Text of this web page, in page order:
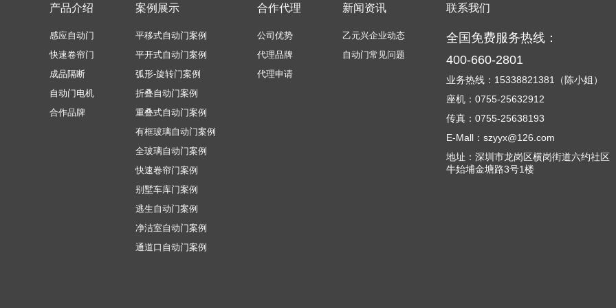
产品介绍
感应自动门
快速卷帘门
成品隔断
自动门电机
合作品牌
案例展示
平移式自动门案例
平开式自动门案例
弧形-旋转门案例
折叠自动门案例
重叠式自动门案例
有框玻璃自动门案例
全玻璃自动门案例
快速卷帘门案例
别墅车库门案例
逃生自动门案例
净洁室自动门案例
通道口自动门案例
合作代理
公司优势
代理品牌
代理申请
新闻资讯
乙元兴企业动态
自动门常见问题
联系我们
全国免费服务热线：
400-660-2801
业务热线：15338821381（陈小姐）
座机：0755-25632912
传真：0755-25638193
E-Mall：szyyx@126.com
地址：深圳市龙岗区横岗街道六约社区
牛始埔金塘路3号1楼